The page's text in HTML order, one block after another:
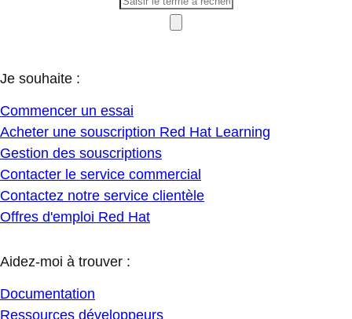
Je souhaite :
Commencer un essai
Acheter une souscription Red Hat Learning
Gestion des souscriptions
Contacter le service commercial
Contactez notre service clientèle
Offres d'emploi Red Hat
Aidez-moi à trouver :
Documentation
Ressources développeurs